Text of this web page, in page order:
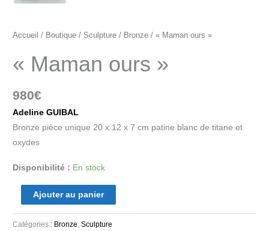
Accueil / Boutique / Sculpture / Bronze / « Maman ours »
« Maman ours »
980€
Adeline GUIBAL
Bronze pièce unique 20 x 12 x 7 cm patine blanc de titane et
oxydes
Disponibilité : En stock
Ajouter au panier
Catégories : Bronze,Sculpture